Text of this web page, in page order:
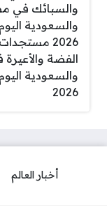
والسبائك في
2026
الفضة
2026
أخبار العالم